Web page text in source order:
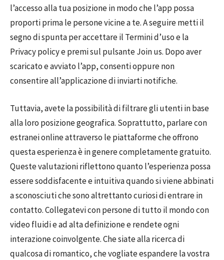
l’accesso alla tua posizione in modo che l’app possa
proporti prima le persone vicine a te. A seguire metti il
segno di spunta per accettare il Termini d’uso e la
Privacy policy e premi sul pulsante Join us. Dopo aver
scaricato e avviato l’app, consenti oppure non
consentire all’applicazione di inviarti notifiche.
Tuttavia, avete la possibilità di filtrare gli utenti in base
alla loro posizione geografica. Soprattutto, parlare con
estranei online attraverso le piattaforme che offrono
questa esperienza è in genere completamente gratuito.
Queste valutazioni riflettono quanto l’esperienza possa
essere soddisfacente e intuitiva quando si viene abbinati
a sconosciuti che sono altrettanto curiosi di entrare in
contatto. Collegatevi con persone di tutto il mondo con
video fluidi e ad alta definizione e rendete ogni
interazione coinvolgente. Che siate alla ricerca di
qualcosa di romantico, che vogliate espandere la vostra